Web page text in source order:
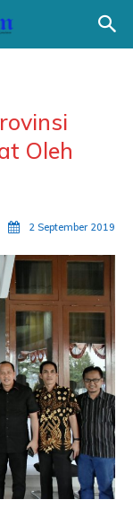
Oleh
2 September 2019